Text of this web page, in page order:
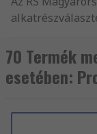
eszközök és
az üzleti
csillapítók
jóváhagyott RF
70 Termék
esetében: